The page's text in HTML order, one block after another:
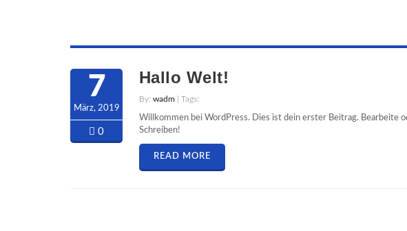
7
März, 2019
0
Hallo Welt!
By: wadm | Tags:
Willkommen bei WordPress. Dies ist dein erster Beitrag. Bearbeite
Schreiben!
READ MORE